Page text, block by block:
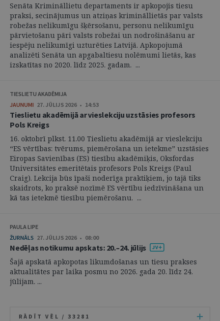
Senāta Krimināllietu departaments ir apkopojis tiesu
praksi, secinājumus un atziņas krimināllietās par valsts
robežas nelikumīgu šķērsošanu, personu nelikumīgu
pārvietošanu pāri valsts robežai un nodrošināšanu ar
iespēju nelikumīgi uzturēties Latvijā. Apkopojumā
analizēti Senāta un apgabaltiesu nolēmumi lietās, kas
izskatītas no 2020. līdz 2025. gadam. ...
TIESLIETU AKADĒMIJA
JAUNUMI 27. JŪLIJS 2026 • 14:53
Tieslietu akadēmijā ar vieslekciju uzstāsies profesors
Pols Kreigs
16. oktobrī plkst. 11.00 Tieslietu akadēmijā ar vieslekciju
“ES vērtības: tvērums, piemērošana un ietekme” uzstāsies
Eiropas Savienības (ES) tiesību akadēmiķis, Oksfordas
Universitātes emeritētais profesors Pols Kreigs (Paul
Craig). Lekcija būs īpaši noderīga praktiķiem, jo tajā tiks
skaidrots, ko praksē nozīmē ES vērtību iedzīvināšana un
kā tas ietekmē tiesību piemērošanu. ...
PAULA LIPE
ŽURNĀLS 27. JŪLIJS 2026 • 08:00
Nedēļas notikumu apskats: 20.–24. jūlijs
Šajā apskatā apkopotas likumdošanas un tiesu prakses
aktualitātes par laika posmu no 2026. gada 20. līdz 24.
jūlijam. ...
RĀDĪT VĒL / 33281